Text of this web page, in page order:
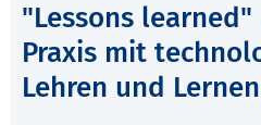
"Lessons learned"
Praxis mit
Lehren und Lernen